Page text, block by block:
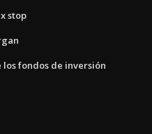
stop
fondos de inversión